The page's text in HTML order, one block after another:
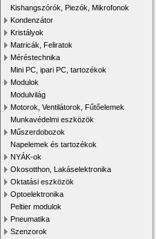
Kishangszórók, Piezók, Mikrofonok
Kondenzátor
Kristályok
Matricák, Feliratok
Méréstechnika
Mini PC, ipari PC, tartozékok
Modulok
Modulvilág
Motorok, Ventilátorok, Fűtőelemek
Munkavédelmi eszközök
Műszerdobozok
Napelemek és tartozékok
NYÁK-ok
Okosotthon, Lakáselektronika
Oktatási eszközök
Optoelektronika
Peltier modulok
Pneumatika
Szenzorok